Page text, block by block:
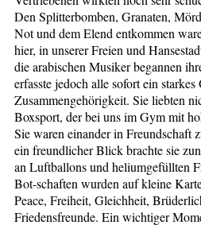
Den Splitterbomben, Granaten,
Not und dem Elend entkommen
hier, in unserer Freien und
die arabischen Musiker begannen
erfasste jedoch alle sofort ein
Zusammengehörigkeit. Sie liebten
Boxsport, der bei uns im Gym mit
Sie waren einander in Freundschaft
ein freundlicher Blick brachte sie
an Luftballons und heliumgefüllten
Bot-schaften wurden auf kleine
Peace, Freiheit, Gleichheit,
Friedensfreunde. Ein wichtiger